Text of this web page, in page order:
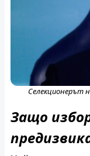
Селекционерът
Защо